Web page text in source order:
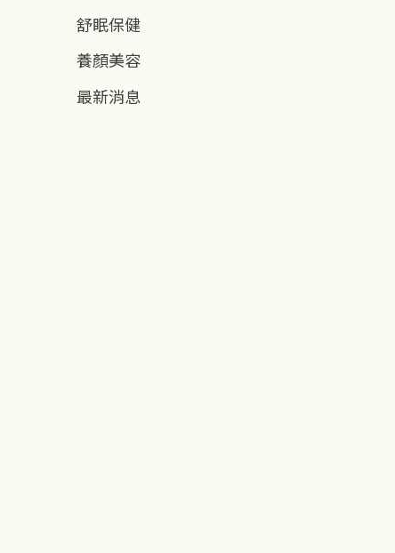
舒眠保健
養顏美容
最新消息